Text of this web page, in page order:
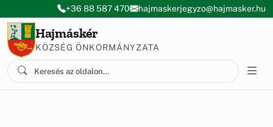
Ugrás a menüre
Ugrás a tartalomra
+36 88 587 470 hajmaskerjegyzo@hajmasker.hu
Hajmáskér
KÖZSÉG ÖNKORMÁNYZATA